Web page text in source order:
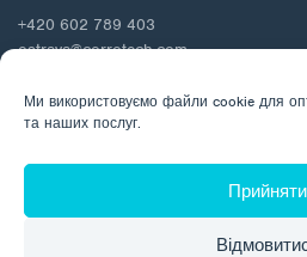
Ми використовуємо файли cookie для
та наших послуг.
Прийняти
+420 602 789 403
ostrava@corrotech.com
© 2026 Corrotech
Політика використання файлів